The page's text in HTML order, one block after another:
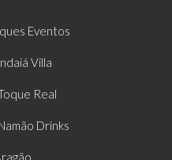
Eventos
Villa
Real
Drinks